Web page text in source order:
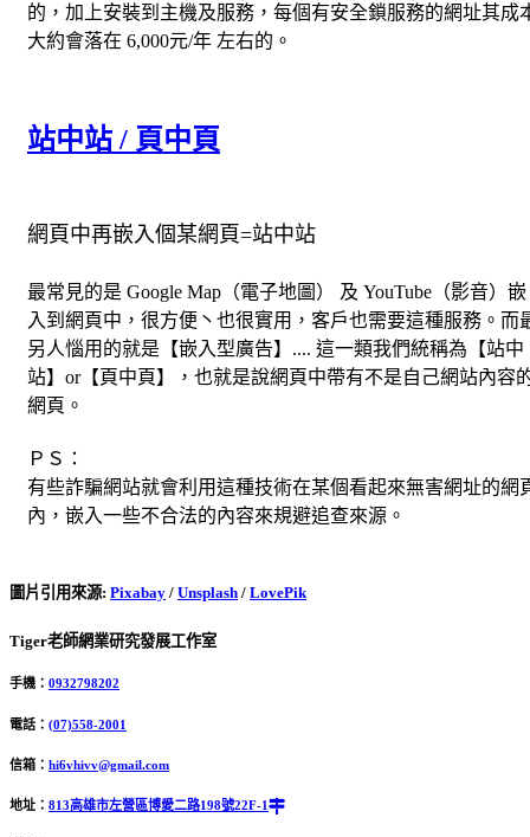
的，加上安裝到主機及服務，每個有安全鎖服務的網址其成
大約會落在 6,000元/年 左右的。
站中站 / 頁中頁
網頁中再嵌入個某網頁=站中站
最常見的是 Google Map（電子地圖） 及 YouTube（影音）嵌
入到網頁中，很方便丶也很實用，客戶也需要這種服務。而
另人惱用的就是【嵌入型廣告】.... 這一類我們統稱為【站中
站】or【頁中頁】，也就是說網頁中帶有不是自己網站內容
網頁。
ＰＳ：
有些詐騙網站就會利用這種技術在某個看起來無害網址的網
內，嵌入一些不合法的內容來規避追查來源。
圖片引用來源: Pixabay / Unsplash / LovePik
Tiger老師網業研究發展工作室
手機： 0932798202
電話： (07)558-2001
信箱： hi6vhivv@gmail.com
地址： 813高雄市左營區博愛二路198號22F-1